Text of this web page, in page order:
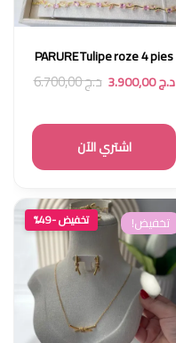
PARURE Tulipe roze 4 pies
د.ج3.900,00 د.ج6.700,00
اشتري الآن
تخفيض! تخفيض -49%